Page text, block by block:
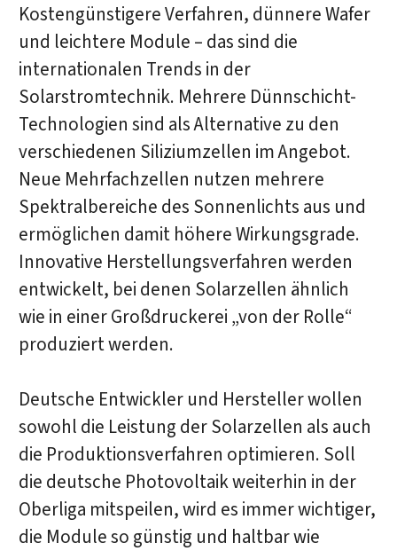
Kostengünstigere Verfahren, dünnere Wafer
und leichtere Module – das sind die
internationalen Trends in der
Solarstromtechnik. Mehrere Dünnschicht-
Technologien sind als Alternative zu den
verschiedenen Siliziumzellen im Angebot.
Neue Mehrfachzellen nutzen mehrere
Spektralbereiche des Sonnenlichts aus und
ermöglichen damit höhere Wirkungsgrade.
Innovative Herstellungsverfahren werden
entwickelt, bei denen Solarzellen ähnlich
wie in einer Großdruckerei „von der Rolle“
produziert werden.
Deutsche Entwickler und Hersteller wollen
sowohl die Leistung der Solarzellen als auch
die Produktionsverfahren optimieren. Soll
die deutsche Photovoltaik weiterhin in der
Oberliga mitspeilen, wird es immer wichtiger,
die Module so günstig und haltbar wie